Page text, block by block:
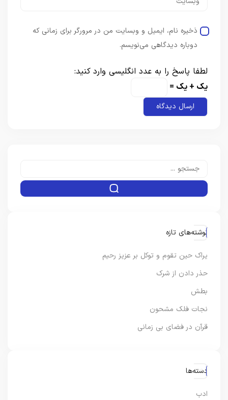
ذخیره نام، ایمیل و وبسایت من در مرورگر برای زمانی که
دوباره دیدگاهی می‌نویسم.
لطفا پاسخ را به عدد انگلیسی وارد کنید:
یک + یک =
نوشته‌های تازه
یراک حین تقوم و توکل بر عزیز رحیم
حذر دادن از شرک
بطش
نجات فلک مشحون
قرآن در فضای بی زمانی
دسته‌ها
ادب